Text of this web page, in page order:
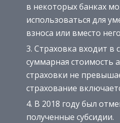
в некоторых банках
использоваться для
взноса или вместо
Страховка входит в
суммарная стоимость
страховки не
страхование
В 2018 году был
полученные субсидии.